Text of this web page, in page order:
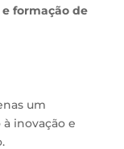
formação de
um
inovação e